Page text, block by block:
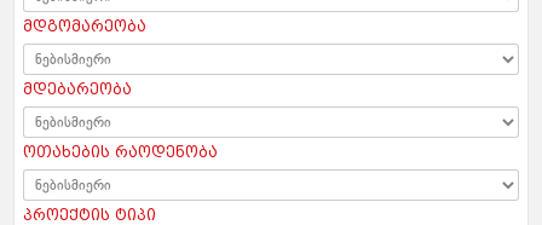
მდგომარეობა
მდებარეობა
ოთახების რაოდენობა
პროექტის ტიპი